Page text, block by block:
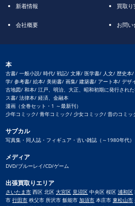
新着情報 買取り
会社概要 お問い
本
古書/ 一般小説/ 時代/ 戦記/ 文庫/ 医学書/ 人文/ 歴史
学/ 参考書/ 絵本/ 美術書/ 画集/ 建築書/ アート本/ デザ
古地図/ 和本/ 江戸、明治、大正、昭和初期に発行され
ス書/ 法律本/ 経済、金融本
漫画（全巻セット・1 ～最新刊）
少年コミック/ 青年コミック/ 少女コミック/ 昔のコミッ
サブカル
写真集・同人誌・フィギュア・古い雑誌（～1980年代）
メディア
DVD/ブルーレイ/CD/ゲーム
出張買取りエリア
さいたま市 西区 北区大宮区 見沼区 中央区 桜区浦和区
市行田市 秩父市 所沢市 飯能市加須市 本庄市東松山市